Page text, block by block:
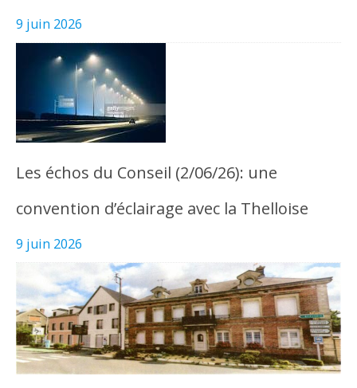
9 juin 2026
Les échos du Conseil (2/06/26): une
convention d’éclairage avec la Thelloise
9 juin 2026